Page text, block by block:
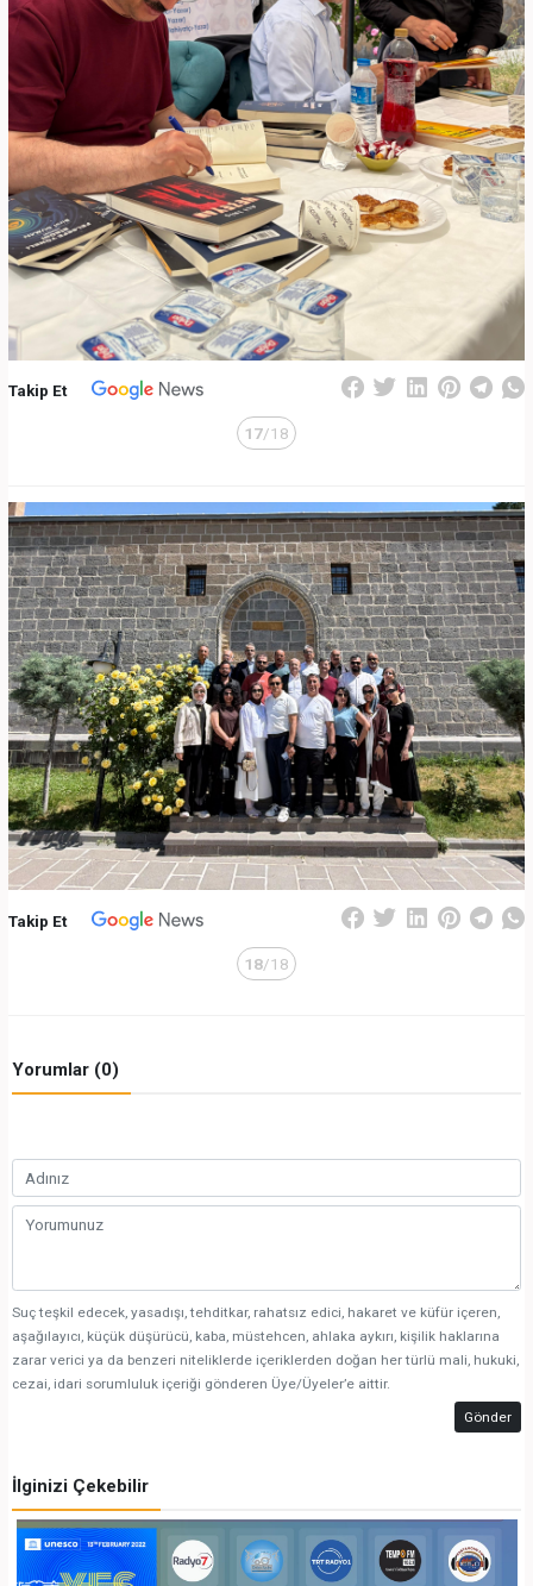
Takip Et
17/18
Takip Et
18/18
Yorumlar (0)
Suç teşkil edecek, yasadışı, tehditkar, rahatsız edici, hakaret ve küfür içeren,
aşağılayıcı, küçük düşürücü, kaba, müstehcen, ahlaka aykırı, kişilik haklarına
zarar verici ya da benzeri niteliklerde içeriklerden doğan her türlü mali, hukuki,
cezai, idari sorumluluk içeriği gönderen Üye/Üyeler’e aittir.
Gönder
İlginizi Çekebilir